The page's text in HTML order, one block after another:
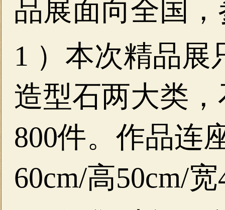
品展面向全国
1 ）本次精品展
造型石两大类
800件。作品连
60cm/高50cm/